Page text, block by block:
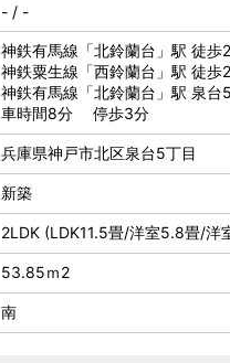
- / -
神鉄有馬線「北鈴蘭台」駅 徒歩
神鉄粟生線「西鈴蘭台」駅 徒歩
神鉄有馬線「北鈴蘭台」駅 泉
車時間8分 停歩3分
兵庫県神戸市北区泉台5丁目
新築
2LDK (LDK11.5畳/洋室5.8畳/洋
53.85ｍ2
南